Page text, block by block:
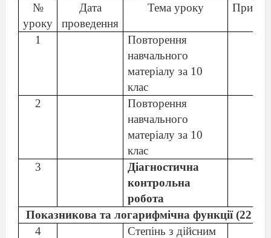
№
уроку
Дата
проведення
Тема уроку
1
Повторення
навчального
матеріалу за 10
клас
2
Повторення
навчального
матеріалу за 10
клас
3
Діагностична
контрольна
робота
Показникова та логарифмічна функції (22
4
Степінь з дійсним